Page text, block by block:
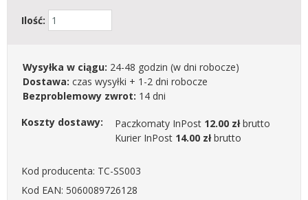
Ilość:
Wysyłka w ciągu: 24-48 godzin (w dni robocze)
Dostawa: czas wysyłki + 1-2 dni robocze
Bezproblemowy zwrot: 14 dni
Koszty dostawy:
Paczkomaty InPost 12.00 złbrutto
Kurier InPost 14.00 złbrutto
Kod producenta: TC-SS003
Kod EAN: 5060089726128